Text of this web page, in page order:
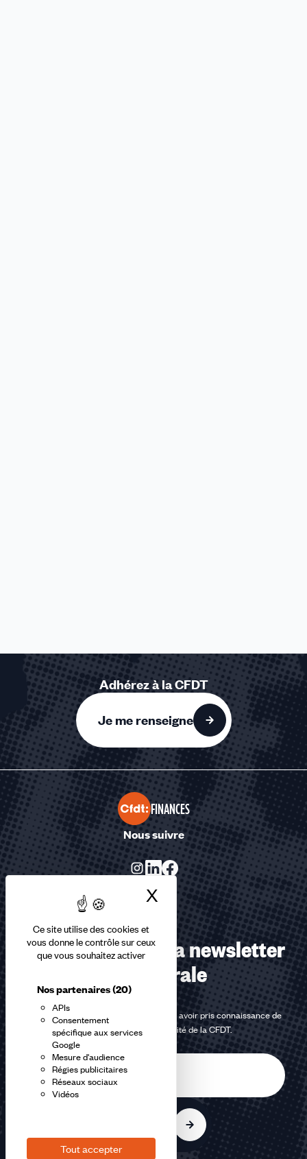
Ce site utilise des cookies et
vous donne le contrôle sur ceux
que vous souhaitez activer
Nos partenaires(20)
APIs
Consentement
spécifique aux services
Google
Mesure d'audience
Régies publicitaires
Réseaux sociaux
Vidéos
Tout accepter
X Masquer le
Adhérez à la CFDT
Je me renseigne
FINANCES
Nous suivre
Abonnez-vous à la newsletter
confédérale
En m'inscrivant à la newsletter, j'affirme avoir pris connaissance de
lapolitique de confidentialité de la CFDT.